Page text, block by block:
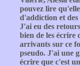
pouvez lire
d'addiction et
J'ai eu des
bien de les écrire
arrivants sur ce
pseudo. J'ai une
écrire que c'est